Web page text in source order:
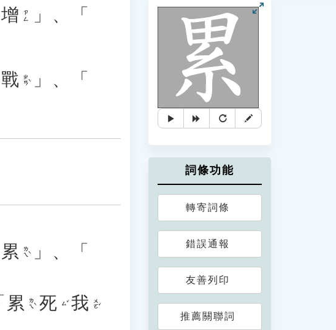
增 ㄗㄥ
」、「
戰 ㄓㄢˋ
」、「
累 ㄌㄟˋ
」、「
累 ㄌㄟˋ 死 ㄙˇ 我 ㄨㄛˇ
詞條功能
轉寄詞條
錯誤通報
友善列印
推薦關聯詞